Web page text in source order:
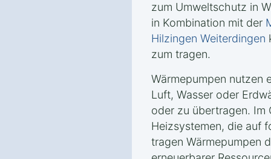
zum Umweltschutz in
in Kombination mit der
Hilzingen Weiterdingen
zum tragen.
Wärmepumpen nutzen
Luft, Wasser oder
oder zu übertragen. Im
Heizsystemen, die auf
tragen Wärmepumpen